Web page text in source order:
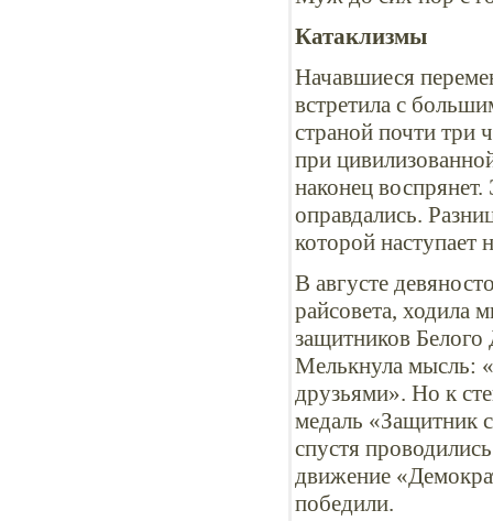
Катаклизмы
Начавшиеся
встретила с
страной почти три
при
наконец
оправдались.
которой наступает
В августе
райсовета, ходила
защитников Белого
Мелькнула мысль:
друзьями». Но к
медаль «Защитник
спустя
движение
победили.